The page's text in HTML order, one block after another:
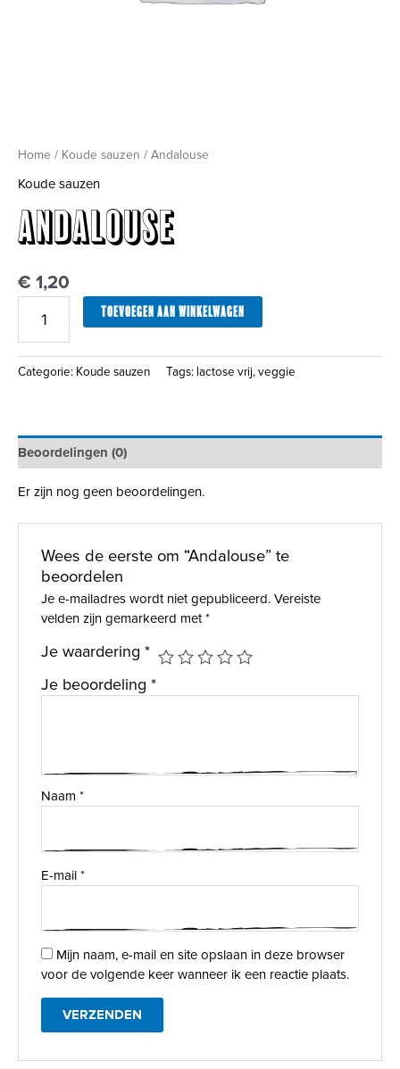
Home / Koude sauzen / Andalouse
Koude sauzen
Andalouse
€ 1,20
TOEVOEGEN AAN WINKELWAGEN
Categorie: Koude sauzen Tags: lactose vrij,veggie
Beoordelingen (0)
Er zijn nog geen beoordelingen.
Wees de eerste om “Andalouse” te
beoordelen
Je e-mailadres wordt niet gepubliceerd. Vereiste
velden zijn gemarkeerd met*
Je waardering*
Je beoordeling*
Naam*
E-mail*
Mijn naam, e-mail en site opslaan in deze browser
voor de volgende keer wanneer ik een reactie plaats.